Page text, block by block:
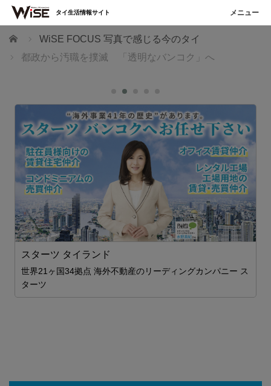
ホーム
WiSE FOCUS 写真で感じる今のタイ
都政から汚職を撲滅 「透明なバンコク」へ
スターツ タイランド
世界21ヶ国34拠点 海外不動産のリーディングカンパニー ス
ターツ
タイ生活情報サイト